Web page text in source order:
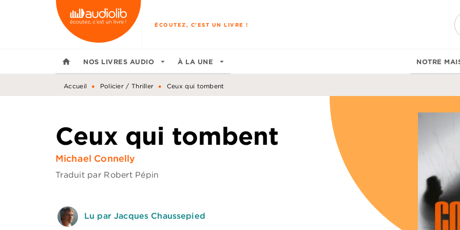
MENU RECHERCHE
ÉCOUTEZ, C'EST UN LIVRE !
home NOS LIVRES AUDIO arrow_drop_down À LA UNE arrow_drop_down NOTRE
Accueil • Policier / Thriller • Ceux qui tombent
Ceux qui tombent
Michael Connelly
Traduit par Robert Pépin
Lu par Jacques Chaussepied